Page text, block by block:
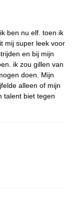
ben nu elf. toen ik
mij super leek voor
en bij mijn
ik zou gillen van
doen. Mijn
alleen of mijn
talent biet tegen